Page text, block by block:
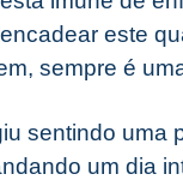
este
sempre é
sentindo uma
um dia